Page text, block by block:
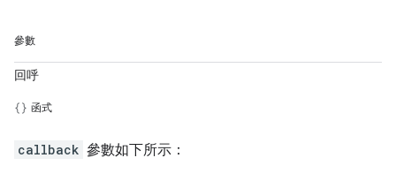
參數
回呼
函式
callback 參數如下所示：